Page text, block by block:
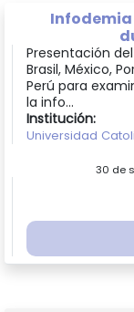
Presentación
Brasil, México,
Perú para
la info...
Institución:
Universidad
30 de